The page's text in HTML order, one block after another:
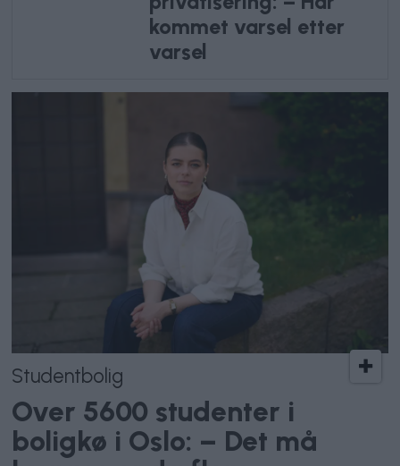
kommet varsel etter
varsel
Studentbolig
Over 5600 studenter i
boligkø i Oslo: – Det må